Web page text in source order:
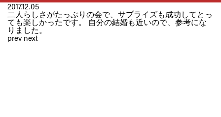
2017.12.05
二人らしさがたっぷりの会で、サプライズも成功してとっ
ても楽しかったです。 自分の結婚も近いので、参考にな
りました。
prev next